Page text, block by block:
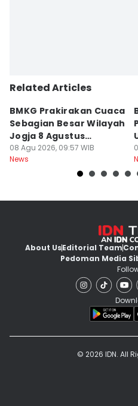
Related Articles
BMKG Prakirakan Cuaca
Sebagian Besar Wilayah
Jogja 8 Agustus
Berawan
08 Agu 2026, 09:57 WIB
News
About UsEditorial Team
Pedoman Media
© 2026 IDN. All